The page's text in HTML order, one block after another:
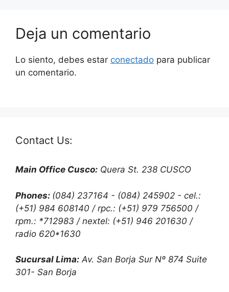
Deja un comentario
Lo siento, debes estar conectado para publicar
un comentario.
Contact Us:
Main Office Cusco: Quera St. 238 CUSCO
Phones: (084) 237164 - (084) 245902 - cel.:
(+51) 984 608140 / rpc.: (+51) 979 756500 /
rpm.: *712983 / nextel: (+51) 946 201630 /
radio 620*1630
Sucursal Lima: Av. San Borja Sur Nº 874 Suite
301- San Borja